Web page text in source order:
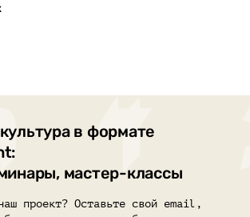
в формате
мастер-классы
проект? Оставьте свой email,